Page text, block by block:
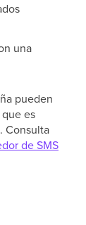
una
pueden
es
Consulta
de SMS